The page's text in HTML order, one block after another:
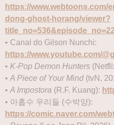
https://www.webtoons.com/
dong-ghost-horang/viewer?
title_no=536&episode_no=22
• Canal do Gilson Nunchi:
https://www.youtube.com/
• K-Pop Demon Hunters
• A Piece of Your Mind (tvN,
• A Impostora (R.F. Kuang):
• 아홉수 우리들 (수박양):
https://comic.naver.com/